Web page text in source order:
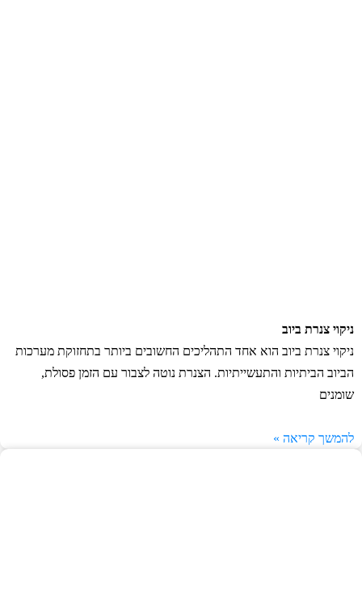
ניקוי צנרת ביוב
ניקוי צנרת ביוב הוא אחד התהליכים החשובים ביותר בתחזוקת מערכות
הביוב הביתיות והתעשייתיות. הצנרת נוטה לצבור עם הזמן פסולת,
שומנים
להמשך קריאה »